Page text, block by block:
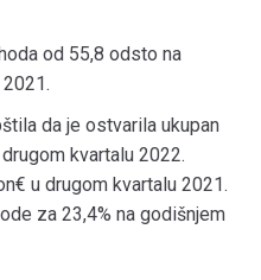
od 55,8 odsto na
da je ostvarila ukupan
kvartalu 2022.
u drugom kvartalu 2021.
za 23,4% na godišnjem